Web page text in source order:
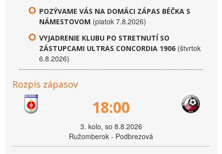
POZÝVAME VÁS NA DOMÁCI ZÁPAS BÉČKA S
NÁMESTOVOM (piatok 7.8.2026)
VYJADRENIE KLUBU PO STRETNUTÍ SO
ZÁSTUPCAMI ULTRAS CONCORDIA 1906 (štvrtok
6.8.2026)
Rozpis zápasov
18:00
3. kolo, so 8.8.2026
Ružomberok - Podbrezová